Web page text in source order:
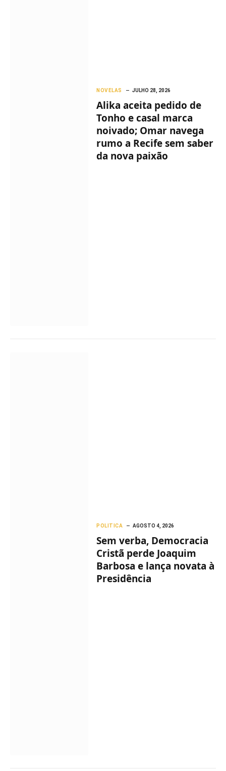
NOVELAS JULHO 28, 2026
Alika aceita pedido de
Tonho e casal marca
noivado; Omar navega
rumo a Recife sem saber
da nova paixão
POLITICA AGOSTO 4, 2026
Sem verba, Democracia
Cristã perde Joaquim
Barbosa e lança novata à
Presidência